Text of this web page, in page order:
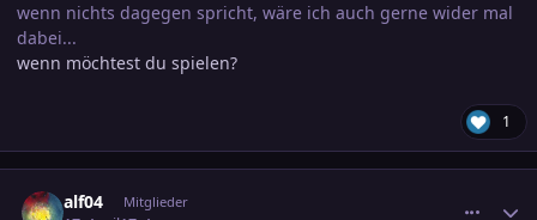
wenn nichts dagegen spricht, wäre ich auch gerne wider mal
dabei...
wenn möchtest du spielen?
1
alf04 Mitglieder